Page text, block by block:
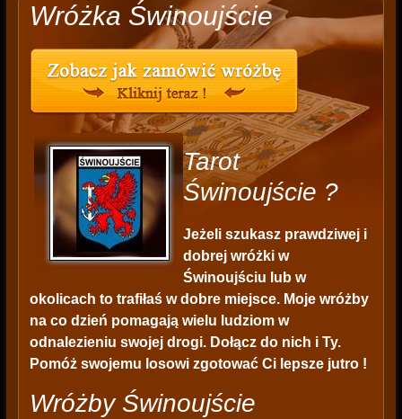
Wróżka Świnoujście
Tarot
Świnoujście ?
Jeżeli szukasz prawdziwej i
dobrej wróżki w
Świnoujściu lub w
okolicach to trafiłaś w dobre miejsce. Moje wróżby
na co dzień pomagają wielu ludziom w
odnalezieniu swojej drogi. Dołącz do nich i Ty.
Pomóż swojemu losowi zgotować Ci lepsze jutro !
Wróżby Świnoujście